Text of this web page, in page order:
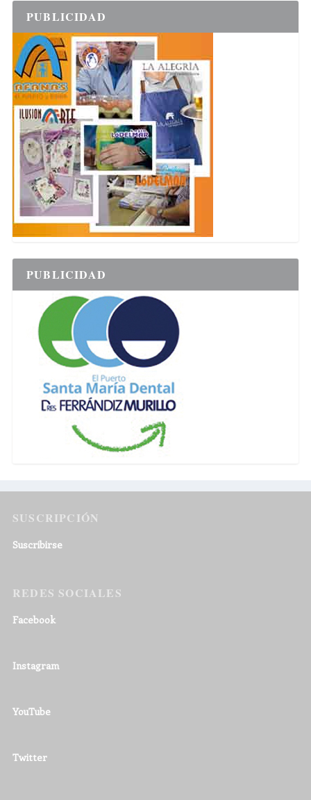
PUBLICIDAD
PUBLICIDAD
SUSCRIPCIÓN
Suscribirse
REDES SOCIALES
Facebook
Instagram
YouTube
Twitter